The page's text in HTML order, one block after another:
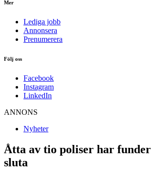
Mer
Lediga jobb
Annonsera
Prenumerera
Följ oss
Facebook
Instagram
LinkedIn
ANNONS
Nyheter
Åtta av tio poliser har
sluta